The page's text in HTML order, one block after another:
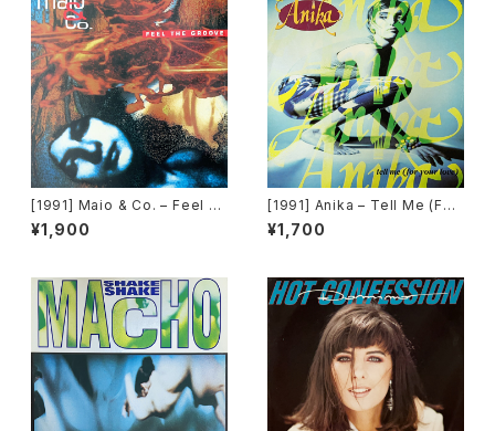
[1991] Maio & Co. – Feel T
he Groove [Time Records]
¥1,900
[1991] Anika – Tell Me (For
Your Love) [Time Records]
[TRD 1173]
¥1,700